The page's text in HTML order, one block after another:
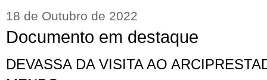
18 de Outubro de 2022
Documento em destaque
DEVASSA DA VISITA AO